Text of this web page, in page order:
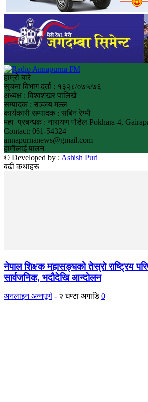
हाम्रो बारे
सुचना बिभाग दर्ता : १३२८/०७५/७६
अध्यक्ष : विश्वशंखर पालिखे
सम्पादक : सञ्जय मल्ल
कार्यकारी सम्पादक : सबिन रेग्मी
महा–प्रबन्धक : नारायण पौडेल Pokhara-4,
Contact: 061-54324
annapurnanews@gmail.com
हामीलाई पालन
© Developed by : Ashish Puri
बढी कथाहरू
नेपाल शिक्षक महासङ्घको तेस्रो राष्ट्रिय
सार्वजनिक, भदाैदेखि आन्दाेलन
अनलाइन अन्नपूर्ण - २ घण्टा अगाडि 0